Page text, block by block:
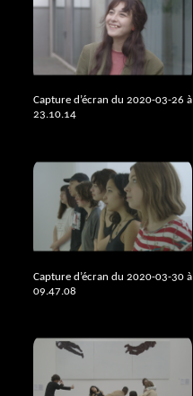
Capture d’écran du 2020-03-26 à
23.10.14
Capture d’écran du 2020-03-30 à
09.47.08